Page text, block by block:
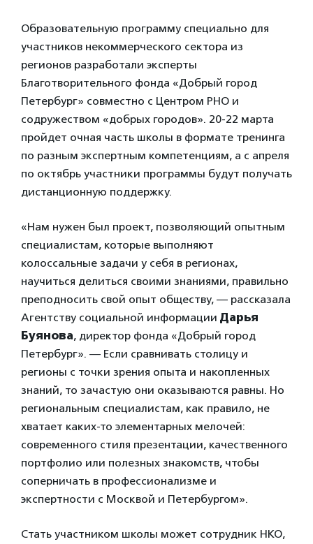
Образовательную программу специально для
участников некоммерческого сектора из
регионов разработали эксперты
Благотворительного фонда «Добрый город
Петербург» совместно с Центром РНО и
содружеством «добрых городов». 20-22 марта
пройдет очная часть школы в формате тренинга
по разным экспертным компетенциям, а с апреля
по октябрь участники программы будут получать
дистанционную поддержку.
«Нам нужен был проект, позволяющий опытным
специалистам, которые выполняют
колоссальные задачи у себя в регионах,
научиться делиться своими знаниями, правильно
преподносить свой опыт обществу, — рассказала
Агентству социальной информации Дарья
Буянова, директор фонда «Добрый город
Петербург». — Если сравнивать столицу и
регионы с точки зрения опыта и накопленных
знаний, то зачастую они оказываются равны. Но
региональным специалистам, как правило, не
хватает каких-то элементарных мелочей:
современного стиля презентации, качественного
портфолио или полезных знакомств, чтобы
соперничать в профессионализме и
экспертности с Москвой и Петербургом».
Стать участником школы может сотрудник НКО,